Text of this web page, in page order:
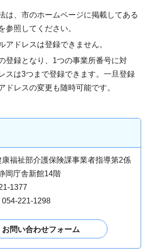
は、市のホームページに掲載してある
参照してください。
アドレスは登録できません。
登録となり、1つの事業所番号に対
スは3つまで登録できます。一旦登録
ドレスの変更も随時可能です。
福祉部介護保険課事業者指導第2係
岡庁舎新館14階
1377
221-1298